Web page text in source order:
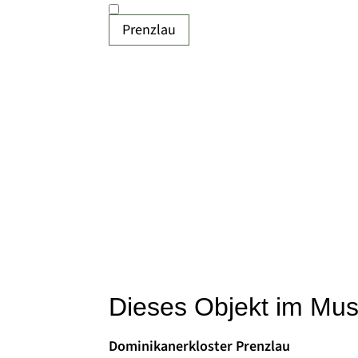
Prenzlau
Dieses Objekt im
Dominikanerkloster Prenzlau